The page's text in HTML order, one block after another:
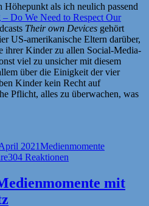
als ich neulich passend
Do We Need to Respect Our
Their own Devices gehört
US-amerikanische Eltern darüber,
ihrer Kinder zu allen Social-Media-
viel zu unsicher mit diesem
über die Einigkeit der vier
Kinder kein Recht auf
Pflicht, alles zu überwachen, was
2021Kategorien
Medienmomente
304 Reaktionen
mit